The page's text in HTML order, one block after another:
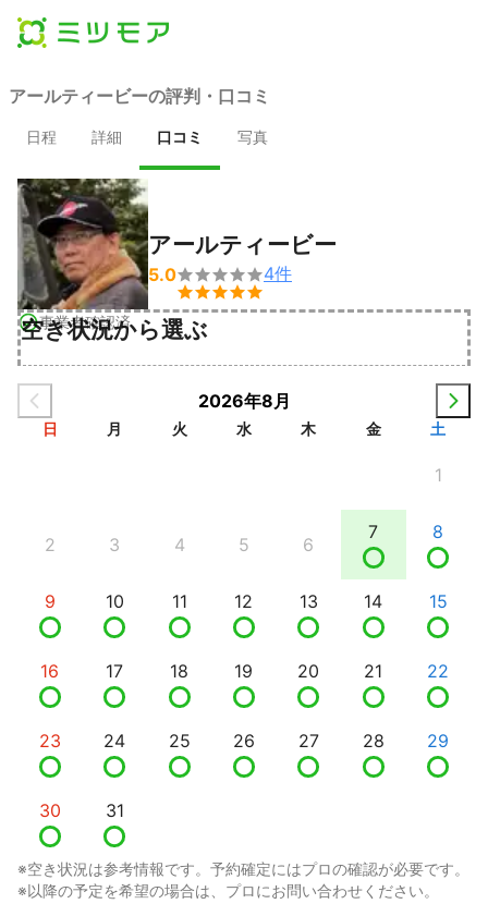
アールティービーの評判・口コミ
日程 詳細 口コミ 写真
事業者確認済
アールティービー
5.0

4件
空き状況から選ぶ
2026年8月
日 月 火 水 木 金 土
1
2 3 4 5 6
7 8
9 10 11 12 13 14 15
16 17 18 19 20 21 22
23 24 25 26 27 28 29
30 31
※空き状況は参考情報です。予約確定にはプロの確認が必要です。
※以降の予定を希望の場合は、プロにお問い合わせください。